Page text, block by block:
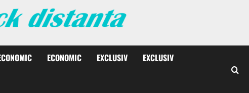
ECONOMIC EXCLUSIV EXCLUSIV